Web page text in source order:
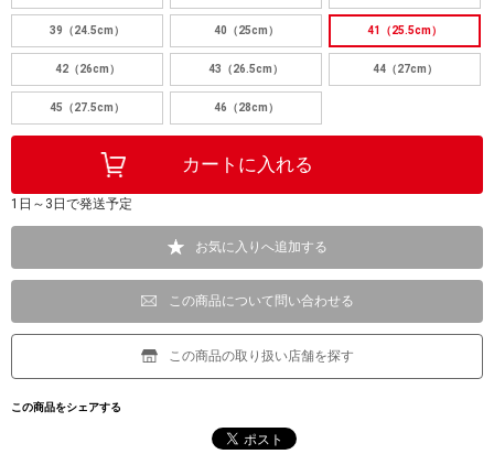
39（24.5cm） 40（25cm） 41（25.5cm）
42（26cm） 43（26.5cm） 44（27cm）
45（27.5cm） 46（28cm）
1日～3日で発送予定
お気に入りへ追加する
この商品について問い合わせる
この商品の取り扱い店舗を探す
この商品をシェアする